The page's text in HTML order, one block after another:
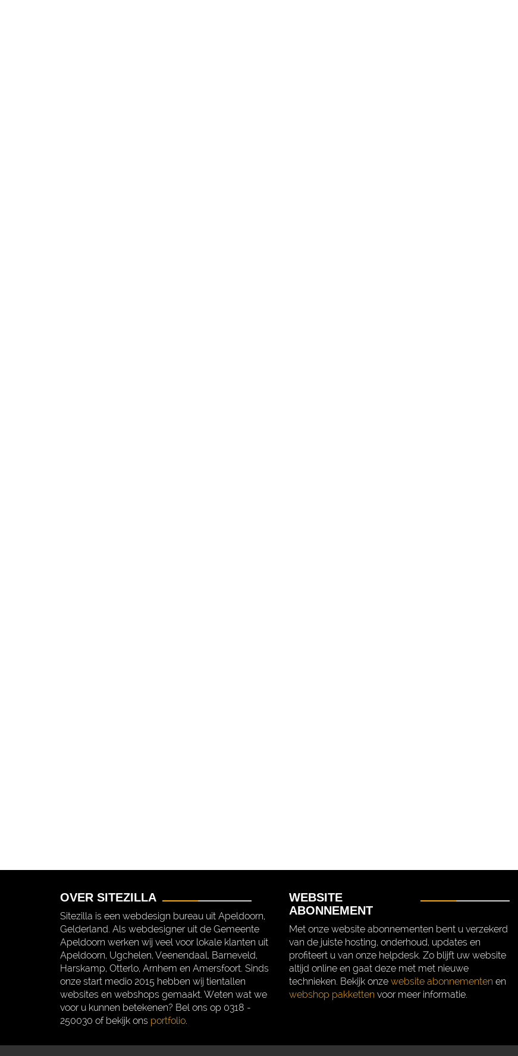
OVER SITEZILLA
Sitezilla is een webdesign bureau uit Apeldoorn,
Gelderland. Als webdesigner uit de Gemeente
Apeldoorn werken wij veel voor lokale klanten uit
Apeldoorn, Ugchelen, Veenendaal, Barneveld,
Harskamp, Otterlo, Arnhem en Amersfoort. Sinds
onze start medio 2015 hebben wij tientallen
websites en webshops gemaakt. Weten wat we
voor u kunnen betekenen? Bel ons op 0318 -
250030 of bekijk ons portfolio.
WEBSITE
ABONNEMENT
Met onze website abonnementen bent u verzekerd
van de juiste hosting, onderhoud, updates en
profiteert u van onze helpdesk. Zo blijft uw website
altijd online en gaat deze met met nieuwe
technieken. Bekijk onzewebsite abonnementen en
webshop pakketten voor meer informatie.